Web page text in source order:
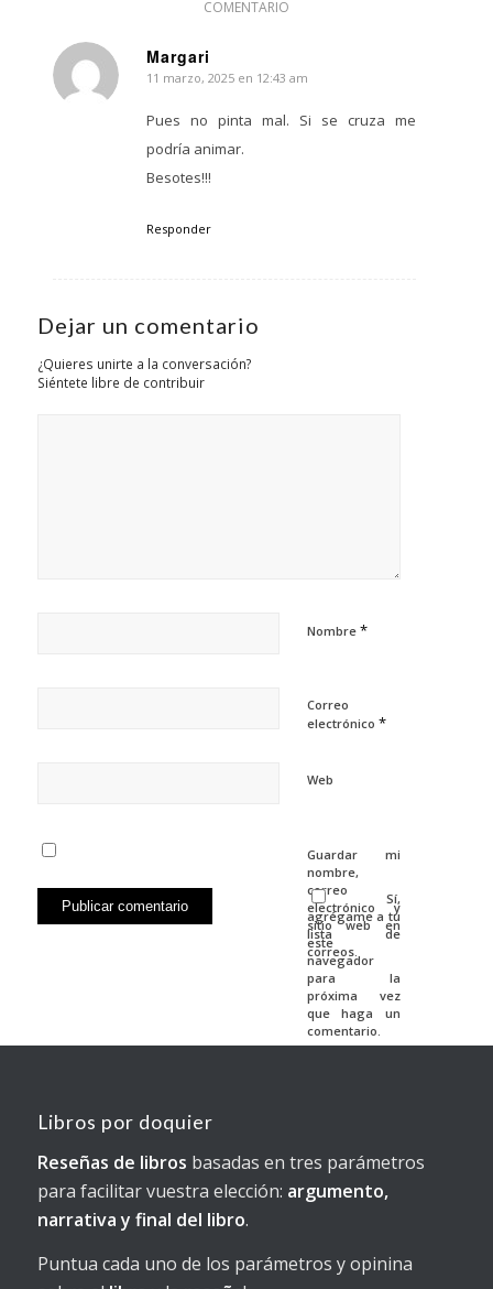
COMENTARIO
Margari
Dice:
11 marzo, 2025 en 12:43 am
Pues no pinta mal. Si se cruza me
podría animar.
Besotes!!!
Responder
Dejar un comentario
¿Quieres unirte a la conversación?
Siéntete libre de contribuir
Nombre *
Correo
electrónico *
Web
Guardar mi
nombre,
correo
electrónico y
sitio web en
este
navegador
para la
próxima vez
que haga un
comentario.
Sí,
agrégame a tu
lista de
correos.
Libros por doquier
Reseñas de libros basadas en tres parámetros
para facilitar vuestra elección: argumento,
narrativa y final del libro.
Puntua cada uno de los parámetros y opinina